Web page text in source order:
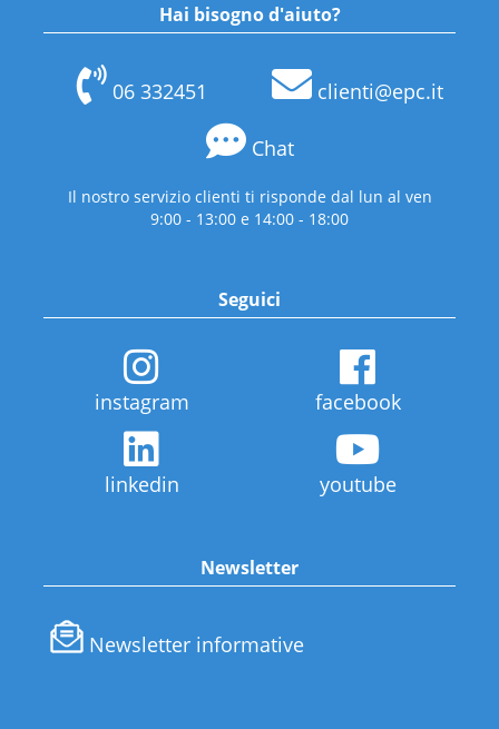
Hai bisogno d'aiuto?
06 332451 clienti@epc.it
Chat
Il nostro servizio clienti ti risponde dal lun al ven
9:00 - 13:00 e 14:00 - 18:00
Seguici
instagram facebook
linkedin youtube
Newsletter
Newsletter informative